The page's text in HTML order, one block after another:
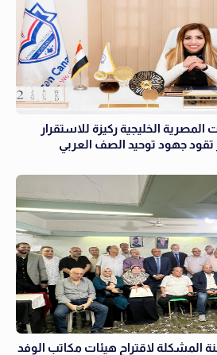
المصرية الخليجية ركيزة للاستقرار
تقود جهود توحيد الصف العربي
المشكلة لاقتراح هيئات مكاتب الوفد